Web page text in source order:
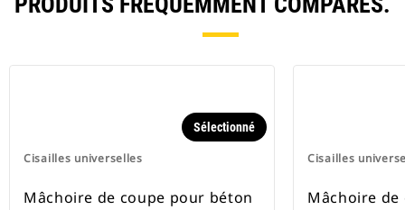
Cisailles universelles
Sélectionné
Mâchoire de coupe pour béton
Cisailles
Mâchoire